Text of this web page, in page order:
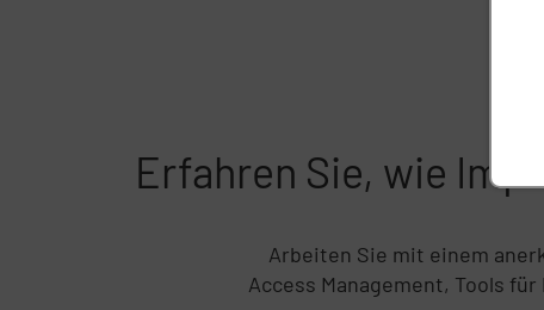
Erfahren Sie, wie
Arbeiten Sie mit einem
Access Management, Tools